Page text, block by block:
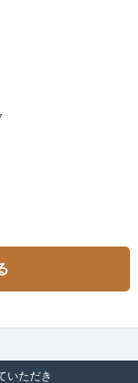
いただき